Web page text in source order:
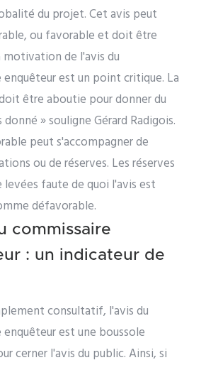
du projet. Cet avis peut
ou favorable et doit être
motivation de l'avis du
enquêteur est un point critique. La
être aboutie pour donner du
» souligne Gérard Radigois.
peut s'accompagner de
ou de réserves. Les réserves
faute de quoi l'avis est
défavorable.
commissaire
: un indicateur de
consultatif, l'avis du
est une boussole
cerner l'avis du public. Ainsi, si